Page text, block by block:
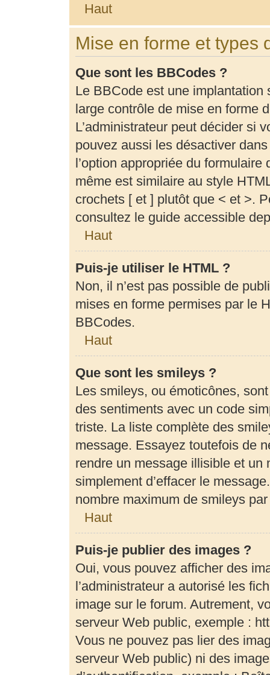
Haut
Mise en forme et types
Que sont les BBCodes ?
Le BBCode est une
large contrôle de mise en forme
L’administrateur peut décider si
pouvez aussi les désactiver
l’option appropriée du
même est similaire au style
crochets [ et ] plutôt que < et >.
consultez le guide accessible
Haut
Puis-je utiliser le HTML ?
Non, il n’est pas possible de
mises en forme permises par le
BBCodes.
Haut
Que sont les smileys ?
Les smileys, ou émoticônes,
des sentiments avec un code
triste. La liste complète des
message. Essayez toutefois de
rendre un message illisible et un
simplement d’effacer le
nombre maximum de smileys
Haut
Puis-je publier des images ?
Oui, vous pouvez afficher des
l’administrateur a autorisé les
image sur le forum. Autrement,
serveur Web public, exemple :
Vous ne pouvez pas lier des
serveur Web public) ni des